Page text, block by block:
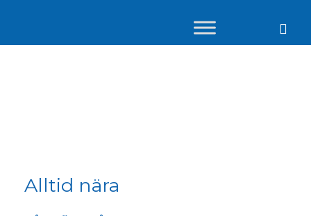
Alltid nära